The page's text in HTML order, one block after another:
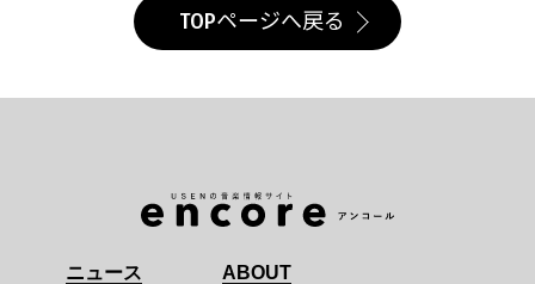
TOPページへ戻る
ニュース ABOUT